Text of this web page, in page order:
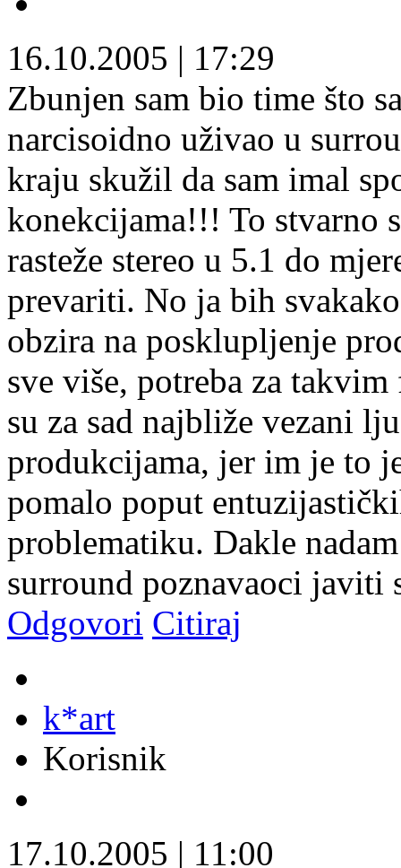
16.10.2005 | 17:29
Zbunjen sam bio time što
narcisoidno uživao u
kraju skužil da sam imal
konekcijama!!! To stvarno
rasteže stereo u 5.1 do
prevariti. No ja bih
obzira na posklupljenje
sve više, potreba za
su za sad najbliže vezani
produkcijama, jer im je to
pomalo poput
problematiku. Dakle
surround poznavaoci
Odgovori Citiraj
k*art
Korisnik
17.10.2005 | 11:00